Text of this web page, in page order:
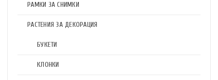
РАМКИ ЗА СНИМКИ
РАСТЕНИЯ ЗА ДЕКОРАЦИЯ
БУКЕТИ
КЛОНКИ